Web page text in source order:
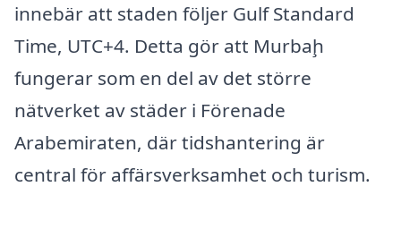
innebär att staden följer Gulf Standard
Time, UTC+4. Detta gör att Murbaḩ
fungerar som en del av det större
nätverket av städer i Förenade
Arabemiraten, där tidshantering är
central för affärsverksamhet och turism.